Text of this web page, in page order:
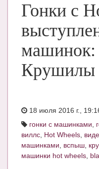
Рекомендовано
ЗДОРОВЬЕ
МОДА И КРАСОТА
БЛОГИ
БЕРЕМЕННОСТЬ
Гонки с
Крушилы
18 июля 2016 г.,
гонки с машинками
виллс Hot Wheels
машинками
вспыш
машинки hot wheels